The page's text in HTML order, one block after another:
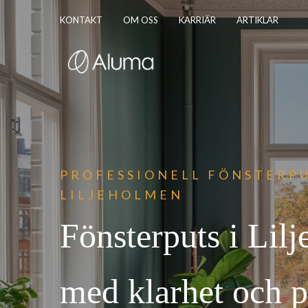
KONTAKT OM OSS KARRIÄR ARTIKLAR
PROFESSIONELL FÖNST
LILJEHOLMEN
Fönsterputs i
med klarhet och